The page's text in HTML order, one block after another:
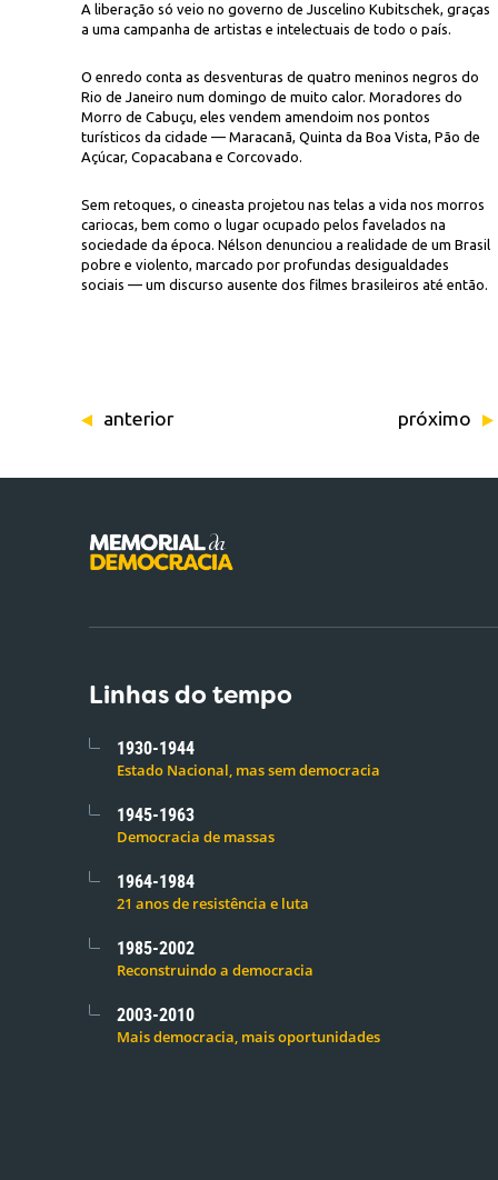
A liberação só veio no governo de Juscelino Kubitschek, graças
a uma campanha de artistas e intelectuais de todo o país.
O enredo conta as desventuras de quatro meninos negros do
Rio de Janeiro num domingo de muito calor. Moradores do
Morro de Cabuçu, eles vendem amendoim nos pontos
turísticos da cidade — Maracanã, Quinta da Boa Vista, Pão de
Açúcar, Copacabana e Corcovado.
Sem retoques, o cineasta projetou nas telas a vida nos morros
cariocas, bem como o lugar ocupado pelos favelados na
sociedade da época. Nélson denunciou a realidade de um Brasil
pobre e violento, marcado por profundas desigualdades
sociais — um discurso ausente dos filmes brasileiros até então.
anterior próximo
Linhas do tempo
1930-1944
Estado Nacional, mas sem democracia
1945-1963
Democracia de massas
1964-1984
21 anos de resistência e luta
1985-2002
Reconstruindo a democracia
2003-2010
Mais democracia, mais oportunidades